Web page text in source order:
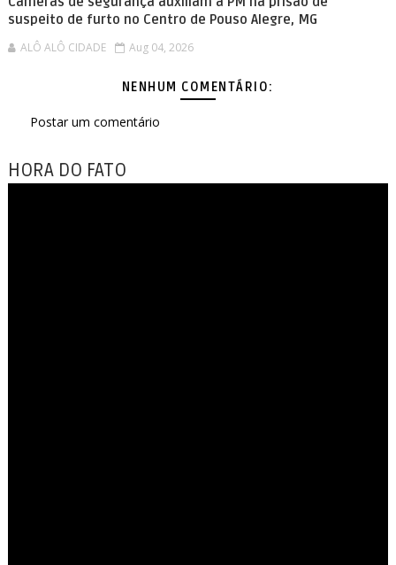
suspeito de furto no Centro de Pouso Alegre, MG
ALÔ ALÔ CIDADE Aug 04, 2026
NENHUM COMENTÁRIO:
Postar um comentário
HORA DO FATO